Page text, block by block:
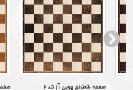
صفحه شطرنج چوبی آز کد 2